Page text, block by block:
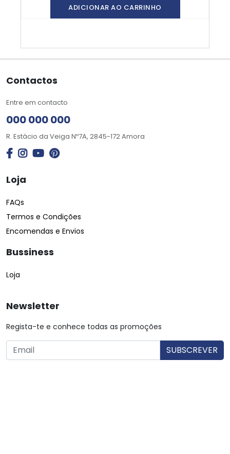
ADICIONAR AO CARRINHO
Contactos
Entre em contacto
000 000 000
R. Estácio da Veiga Nº7A, 2845-172 Amora
Loja
FAQs
Termos e Condições
Encomendas e Envios
Bussiness
Loja
Newsletter
Regista-te e conhece todas as promoções